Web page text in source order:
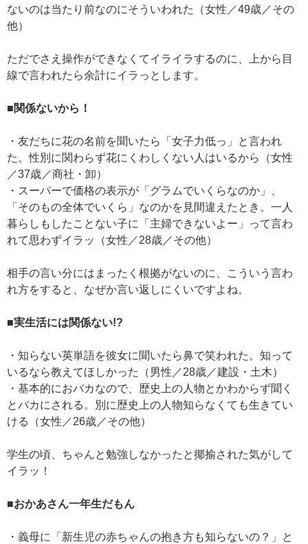
ないのは当たり前なのにそういわれた（女性／49歳／その
他）
ただでさえ操作ができなくてイライラするのに、上から目
線で言われたら余計にイラっとします。
■関係ないから！
・友だちに花の名前を聞いたら「女子力低っ」と言われ
た。性別に関わらず花にくわしくない人はいるから（女性
／37歳／商社・卸）
・スーパーで価格の表示が「グラムでいくらなのか」、
「そのもの全体でいくら」なのかを見間違えたとき。一人
暮らしもしたことない子に「主婦できないよー」って言わ
れて思わずイラッ（女性／28歳／その他）
相手の言い分にはまったく根拠がないのに、こういう言わ
れ方をすると、なぜか言い返しにくいですよね。
■実生活には関係ない!?
・知らない英単語を彼女に聞いたら鼻で笑われた。知って
いるなら教えてほしかった（男性／28歳／建設・土木）
・基本的におバカなので、歴史上の人物とかわからず聞く
とバカにされる。別に歴史上の人物知らなくても生きてい
ける（女性／26歳／その他）
学生の頃、ちゃんと勉強しなかったと揶揄された気がして
イラッ！
■おかあさん一年生だもん
・義母に「新生児の赤ちゃんの抱き方も知らないの？」と